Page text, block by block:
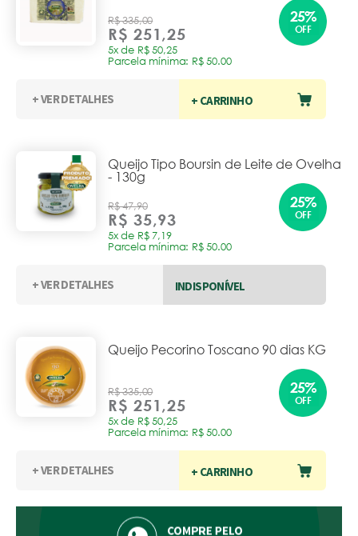
R$ 335,00
R$ 251,25
5x de R$ 50,25
Parcela mínima: R$ 50.00
+ VER DETALHES
25%
OFF
+ CARRINHO
Queijo Tipo Boursin de Leite de Ovelha
- 130g
R$ 47,90
R$ 35,93
5x de R$ 7,19
Parcela mínima: R$ 50.00
+ VER DETALHES
25%
OFF
INDISPONÍVEL
Queijo Pecorino Toscano 90 dias KG
R$ 335,00
R$ 251,25
5x de R$ 50,25
Parcela mínima: R$ 50.00
+ VER DETALHES
25%
OFF
+ CARRINHO